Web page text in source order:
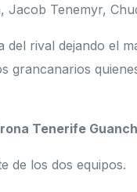
Jacob Tenemyr,
del rival dejando el
grancanarios
Tenerife
de los dos equipos.